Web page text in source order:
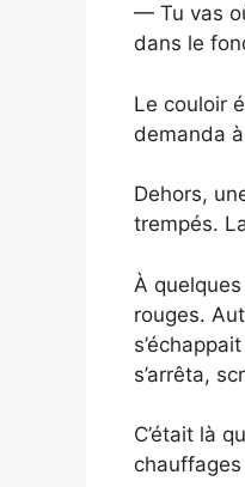
— Tu vas
dans le
Le couloir
demanda
Dehors,
trempés.
À
rouges.
s’arrêta,
C’était là